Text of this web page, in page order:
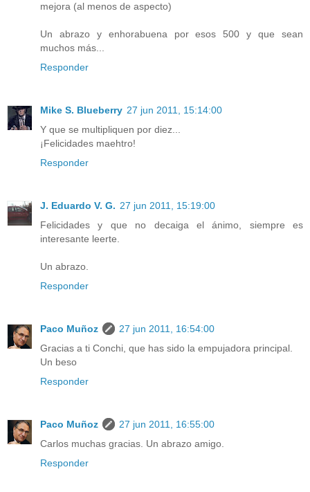
mejora (al menos de aspecto)
Un abrazo y enhorabuena por esos 500 y que sean
muchos más...
Responder
Mike S. Blueberry 27 jun 2011, 15:14:00
Y que se multipliquen por diez...
¡Felicidades maehtro!
Responder
J. Eduardo V. G. 27 jun 2011, 15:19:00
Felicidades y que no decaiga el ánimo, siempre es
interesante leerte.
Un abrazo.
Responder
Paco Muñoz
27 jun 2011, 16:54:00
Gracias a ti Conchi, que has sido la empujadora principal.
Un beso
Responder
Paco Muñoz
27 jun 2011, 16:55:00
Carlos muchas gracias. Un abrazo amigo.
Responder